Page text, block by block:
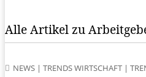
Alle Artikel zu
NEWS | TRENDS WIRTSCHAFT |